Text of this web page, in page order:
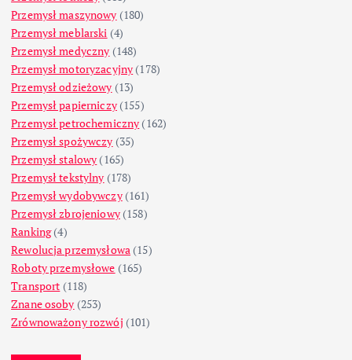
Przemysł maszynowy (180)
Przemysł meblarski (4)
Przemysł medyczny (148)
Przemysł motoryzacyjny (178)
Przemysł odzieżowy (13)
Przemysł papierniczy(155)
Przemysł petrochemiczny (162)
Przemysł spożywczy (35)
Przemysł stalowy (165)
Przemysł tekstylny (178)
Przemysł wydobywczy(161)
Przemysł zbrojeniowy(158)
Ranking(4)
Rewolucja przemysłowa (15)
Roboty przemysłowe (165)
Transport (118)
Znane osoby (253)
Zrównoważony rozwój (101)